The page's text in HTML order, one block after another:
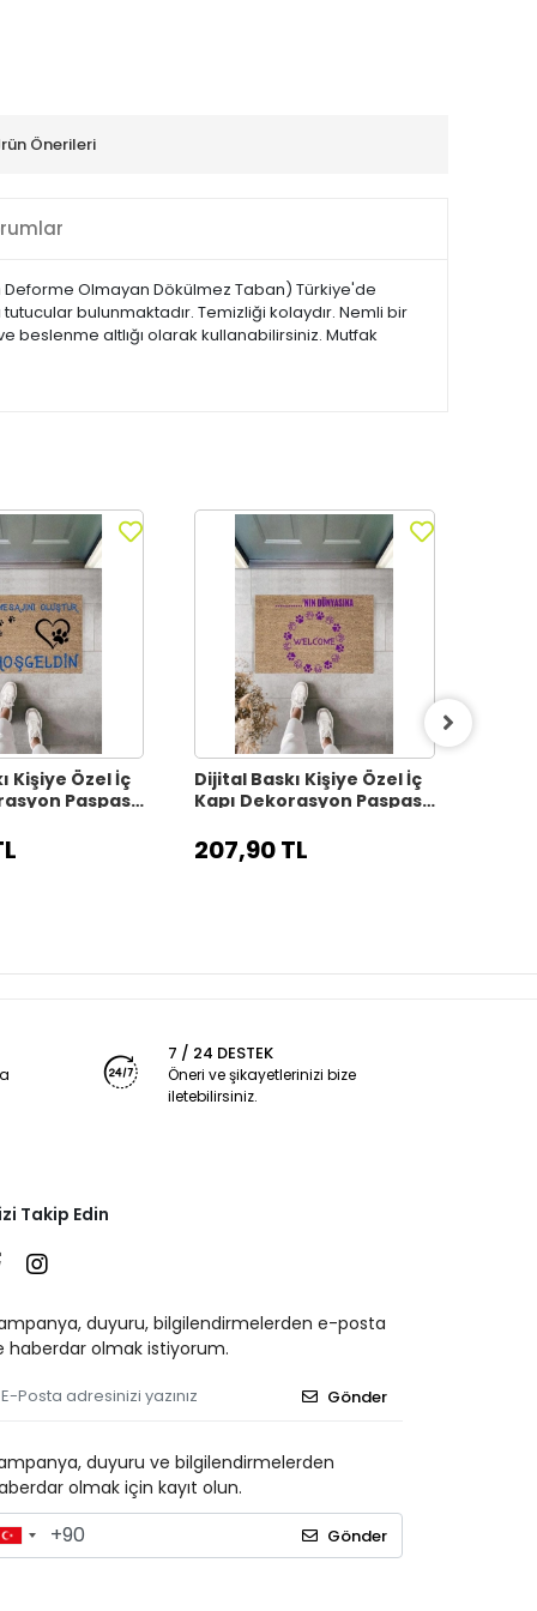
Önerileri
Deforme Olmayan Dökülmez Taban) Türkiye'de
bulunmaktadır. Temizliği kolaydır. Nemli bir
altlığı olarak kullanabilirsiniz. Mutfak
Kişiye Özel İç
Paspas
Dijital Baskı Kişiye Özel İç
Kapı Dekorasyon Paspas
207,90 TL
7 / 24 DESTEK
Öneri ve şikayetlerinizi bize
iletebilirsiniz.
Takip Edin
duyuru, bilgilendirmelerden e-posta
haberdar olmak istiyorum.
Gönder
duyuru ve bilgilendirmelerden
olmak için kayıt olun.
Gönder